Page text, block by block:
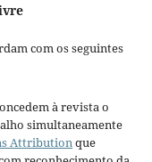
com os seguintes
à revista o
simultaneamente
Attributionque